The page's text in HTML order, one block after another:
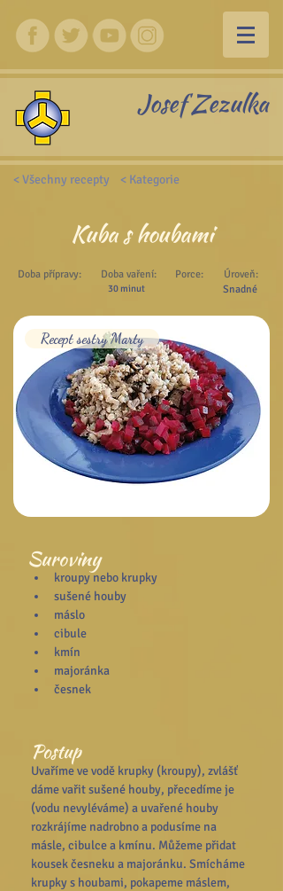
Josef Zezulka
< Všechny recepty < Kategorie
Kuba s houbami
Doba přípravy: Doba vaření:
30 minut
Porce:
Úroveň:
Snadné
Recept sestry Marty
Suroviny
kroupy nebo krupky
sušené houby
máslo
cibule
kmín
majoránka
česnek
Postup
Uvaříme ve vodě krupky (kroupy), zvlášť
dáme vařit sušené houby, přecedíme je
(vodu nevyléváme) a uvařené houby
rozkrájíme nadrobno a podusíme na
másle, cibulce a kmínu. Můžeme přidat
kousek česneku a majoránku. Smícháme
krupky s houbami, pokapeme máslem,